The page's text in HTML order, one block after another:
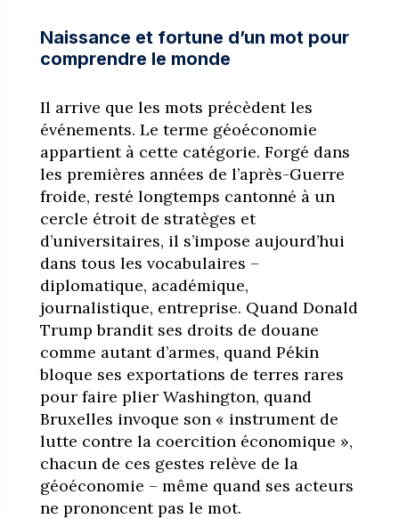
Naissance et fortune d’un mot pour
comprendre le monde
Il arrive que les mots précèdent les
événements. Le terme géoéconomie
appartient à cette catégorie. Forgé dans
les premières années de l’après-Guerre
froide, resté longtemps cantonné à un
cercle étroit de stratèges et
d’universitaires, il s’impose aujourd’hui
dans tous les vocabulaires –
diplomatique, académique,
journalistique, entreprise. Quand Donald
Trump brandit ses droits de douane
comme autant d’armes, quand Pékin
bloque ses exportations de terres rares
pour faire plier Washington, quand
Bruxelles invoque son « instrument de
lutte contre la coercition économique »,
chacun de ces gestes relève de la
géoéconomie – même quand ses acteurs
ne prononcent pas le mot.